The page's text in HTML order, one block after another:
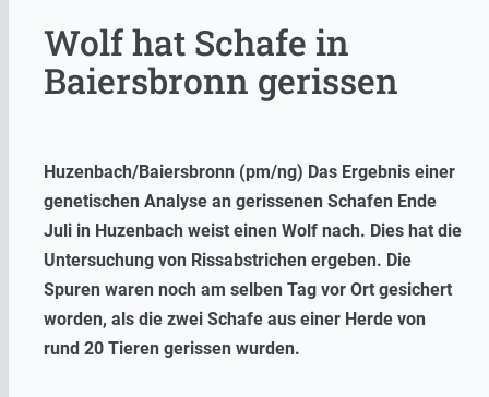
Wolf hat Schafe in
Baiersbronn gerissen
Huzenbach/Baiersbronn (pm/ng) Das Ergebnis einer
genetischen Analyse an gerissenen Schafen Ende
Juli in Huzenbach weist einen Wolf nach. Dies hat die
Untersuchung von Rissabstrichen ergeben. Die
Spuren waren noch am selben Tag vor Ort gesichert
worden, als die zwei Schafe aus einer Herde von
rund 20 Tieren gerissen wurden.